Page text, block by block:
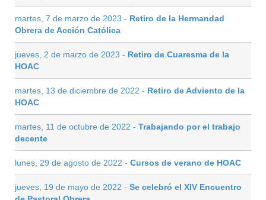
martes, 7 de marzo de 2023 - Retiro de la Hermandad
Obrera de Acción Católica
jueves, 2 de marzo de 2023 - Retiro de Cuaresma de la
HOAC
martes, 13 de diciembre de 2022 - Retiro de Adviento de la
HOAC
martes, 11 de octubre de 2022 - Trabajando por el trabajo
decente
lunes, 29 de agosto de 2022 - Cursos de verano de HOAC
jueves, 19 de mayo de 2022 - Se celebró el XIV Encuentro